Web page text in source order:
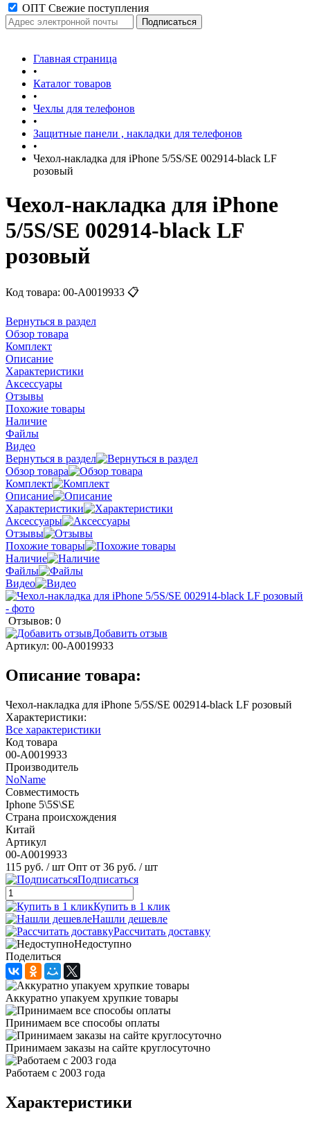
ОПТ Свежие поступления
Главная страница
•
Каталог товаров
•
Чехлы для телефонов
•
Защитные панели , накладки для телефонов
•
Чехол-накладка для iPhone 5/5S/SE 002914-black LF
розовый
Чехол-накладка для iPhone
5/5S/SE 002914-black LF
розовый
Код товара: 00-А0019933 📋
Вернуться в раздел
Обзор товара
Комплект
Описание
Характеристики
Аксессуары
Отзывы
Похожие товары
Наличие
Файлы
Видео
Вернуться в раздел
Обзор товара
Комплект
Описание
Характеристики
Аксессуары
Отзывы
Похожие товары
Наличие
Файлы
Видео
Отзывов: 0
Добавить отзыв
Артикул: 00-А0019933
Описание товара:
Чехол-накладка для iPhone 5/5S/SE 002914-black LF розовый
Характеристики:
Все характеристики
Код товара
00-А0019933
Производитель
NoName
Совместимость
Iphone 5\5S\SE
Страна происхождения
Китай
Артикул
00-А0019933
115 руб. / шт Опт от 36 руб. / шт
Подписаться
Купить в 1 клик
Нашли дешевле
Рассчитать доставку
Недоступно
Поделиться
Аккуратно упакуем хрупкие товары
Принимаем все способы оплаты
Принимаем заказы на сайте круглосуточно
Работаем с 2003 года
Характеристики